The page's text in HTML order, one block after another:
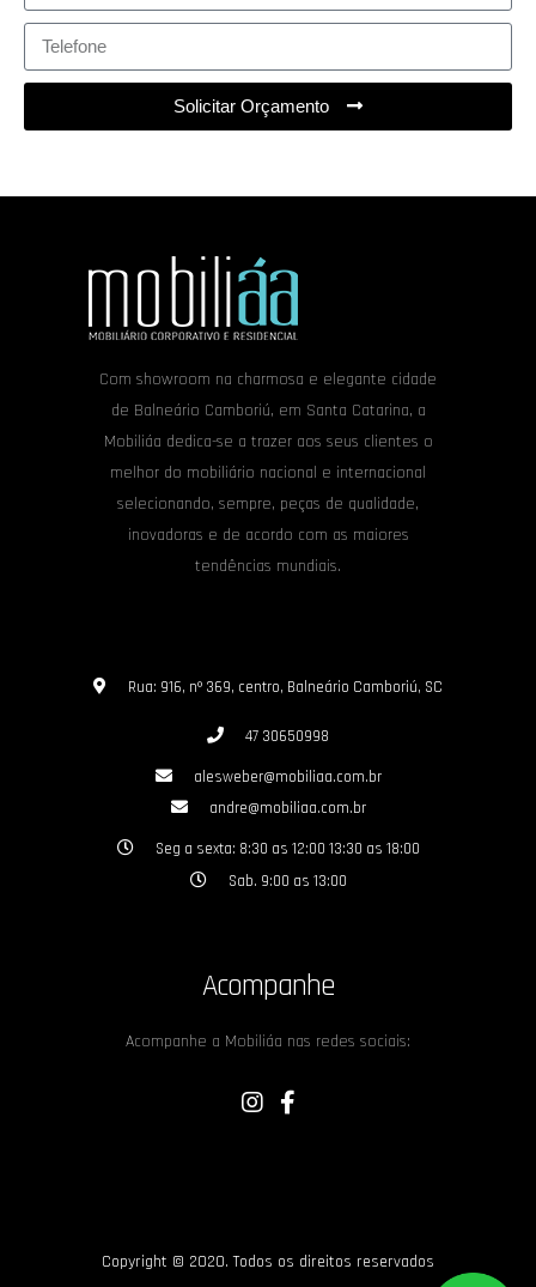
Solicitar Orçamento
Com showroom na charmosa e elegante cidade
de Balneário Camboriú, em Santa Catarina, a
Mobiliáa dedica-se a trazer aos seus clientes o
melhor do mobiliário nacional e internacional
selecionando, sempre, peças de qualidade,
inovadoras e de acordo com as maiores
tendências mundiais.
Rua: 916, nº 369, centro, Balneário Camboriú, SC
47 30650998
alesweber@mobiliaa.com.br
andre@mobiliaa.com.br
Seg a sexta: 8:30 as 12:00 13:30 as 18:00
Sab. 9:00 as 13:00
Acompanhe
Acompanhe a Mobiliáa nas redes sociais:
Copyright © 2020. Todos os direitos reservados